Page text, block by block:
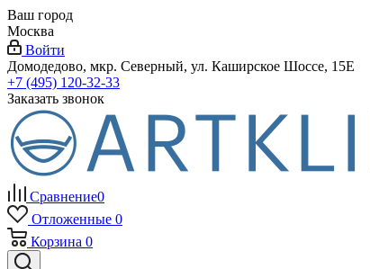
Ваш город
Москва
Войти
Домодедово, мкр. Северный, ул. Каширское Шоссе, 15Е
+7 (495) 120-32-33
Заказать звонок
Сравнение0
Отложенные 0
Корзина 0